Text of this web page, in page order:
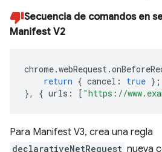
Secuencia de comandos en
Manifest V2
chrome.webRequest.
return { cancel : true };
},
{ urls : [ "https://
Para Manifest V3, crea una regla
declarativeNetRequest nueva